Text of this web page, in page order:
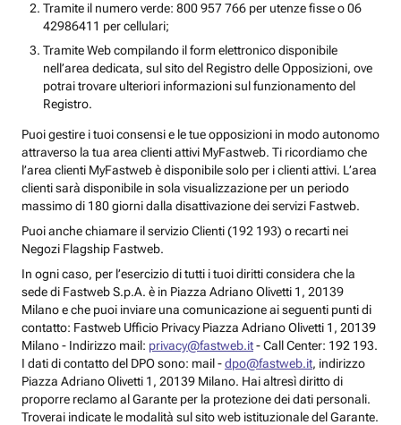
Tramite il numero verde: 800 957 766 per utenze fisse o 06
42986411 per cellulari;
Tramite Web compilando il form elettronico disponibile
nell’area dedicata, sul sito del Registro delle Opposizioni, ove
potrai trovare ulteriori informazioni sul funzionamento del
Registro.
Puoi gestire i tuoi consensi e le tue opposizioni in modo autonomo
attraverso la tua area clienti attivi MyFastweb. Ti ricordiamo che
l’area clienti MyFastweb è disponibile solo per i clienti attivi. L’area
clienti sarà disponibile in sola visualizzazione per un periodo
massimo di 180 giorni dalla disattivazione dei servizi Fastweb.
Puoi anche chiamare il servizio Clienti (192 193) o recarti nei
Negozi Flagship Fastweb.
In ogni caso, per l’esercizio di tutti i tuoi diritti considera che la
sede di Fastweb S.p.A. è in Piazza Adriano Olivetti 1, 20139
Milano e che puoi inviare una comunicazione ai seguenti punti di
contatto: Fastweb Ufficio Privacy Piazza Adriano Olivetti 1, 20139
Milano - Indirizzo mail: privacy@fastweb.it- Call Center: 192 193.
I dati di contatto del DPO sono: mail -dpo@fastweb.it, indirizzo
Piazza Adriano Olivetti 1, 20139 Milano. Hai altresì diritto di
proporre reclamo al Garante per la protezione dei dati personali.
Troverai indicate le modalità sul sito web istituzionale del Garante.